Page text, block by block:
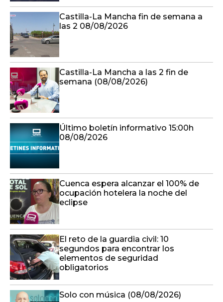
Castilla-La Mancha fin de semana a
las 2 08/08/2026
Castilla-La Mancha a las 2 fin de
semana (08/08/2026)
Último boletín informativo 15:00h
08/08/2026
Cuenca espera alcanzar el 100% de
ocupación hotelera la noche del
eclipse
El reto de la guardia civil: 10
segundos para encontrar los
elementos de seguridad
obligatorios
Solo con música (08/08/2026)